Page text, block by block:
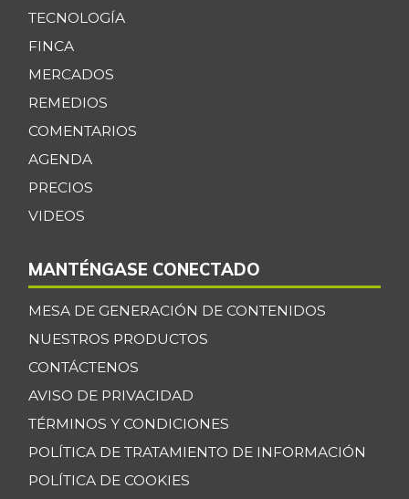
TECNOLOGÍA
FINCA
MERCADOS
REMEDIOS
COMENTARIOS
AGENDA
PRECIOS
VIDEOS
MANTÉNGASE CONECTADO
MESA DE GENERACIÓN DE CONTENIDOS
NUESTROS PRODUCTOS
CONTÁCTENOS
AVISO DE PRIVACIDAD
TÉRMINOS Y CONDICIONES
POLÍTICA DE TRATAMIENTO DE INFORMACIÓN
POLÍTICA DE COOKIES